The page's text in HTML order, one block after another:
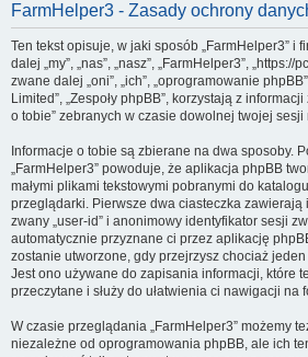
FarmHelper3 - Zasady ochrony
Ten tekst opisuje, w jaki sposób „FarmHelper3” i
dalej „my”, „nas”, „nasz”, „FarmHelper3”,
zwane dalej „oni”, „ich”, „oprogramowanie
Limited”, „Zespoły phpBB”, korzystają z
o tobie” zebranych w czasie dowolnej twojej sesji
Informacje o tobie są zbierane na dwa sposoby.
„FarmHelper3” powoduje, że aplikacja phpBB
małymi plikami tekstowymi pobranymi do
przeglądarki. Pierwsze dwa ciasteczka zawierają
zwany „user-id” i anonimowy identyfikator sesji
automatycznie przyznane ci przez aplikację
zostanie utworzone, gdy przejrzysz chociaż jeden
Jest ono używane do zapisania informacji, które
przeczytane i służy do ułatwienia ci nawigacji na
W czasie przeglądania „FarmHelper3” możemy
niezależne od oprogramowania phpBB, ale ich